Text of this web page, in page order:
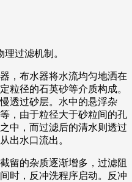
过滤机制。
，布水器将水流均匀地洒在
粒径的石英砂等介质构成。
透过砂层。水中的悬浮杂
，由于粒径大于砂粒间的孔
中，而过滤后的清水则透过
出水口流出。
留的杂质逐渐增多，过滤阻
时，反冲洗程序启动。反冲